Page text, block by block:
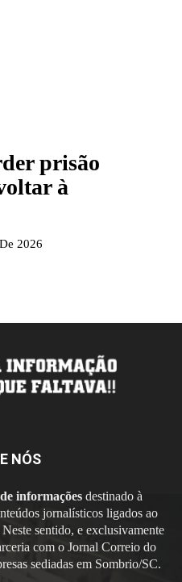
prisão
à
2026
NÓS
informaçõesdestinado à
jornalísticos ligados ao
sentido, e exclusivamente
com o Jornal Correio do
sediadas em Sombrio/SC.